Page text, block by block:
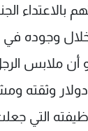
بالاعتداء
خلال وجوده
أن ملابس
35 ألف دولار
التي
تواصل معنا
شروط
سياسة